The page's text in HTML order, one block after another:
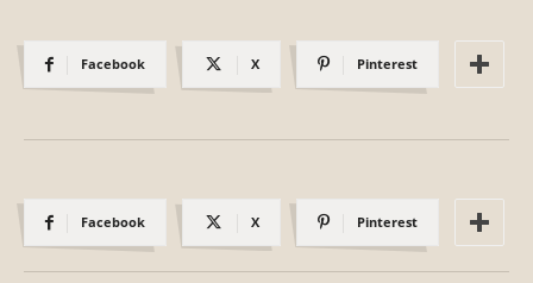
Facebook X Pinterest
Facebook X Pinterest